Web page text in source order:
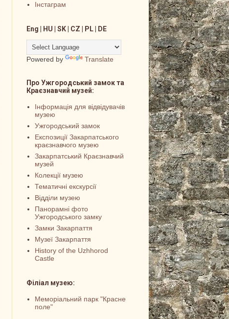
Інстаграм
Eng | HU | SK | CZ | PL | DE
Powered by Translate
Про Ужгородський замок та
Краєзнавчий музей:
Інформація для відвідувачів
музею
Ужгородський замок
Експозиції Закарпатського
краєзнавчого музею
Закарпатський Краєзнавчий
музей
Колекції музею
Тематичні екскурсії
Відділи музею
Панорамні фото
Ужгородського замку
Замки Закарпаття
Музеї Закарпаття
History of the Uzhhorod
Castle
Філіал музею:
Меморіальний парк "Красне
поле"